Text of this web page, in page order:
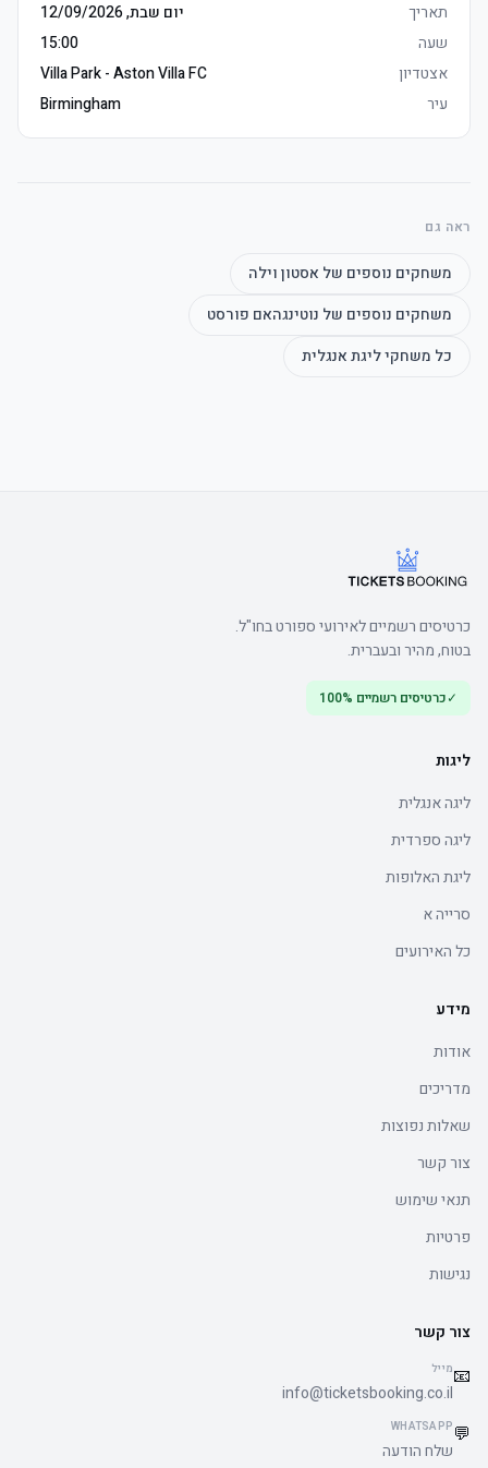
תאריך
יום שבת, 12/09/2026
שעה
15:00
אצטדיון
Villa Park - Aston Villa FC
עיר
Birmingham
ראה גם
משחקים נוספים של אסטון וילה
משחקים נוספים של נוטינגהאם פורסט
כל משחקיליגת אנגלית
כרטיסים רשמיים לאירועי ספורט בחו"ל.
בטוח, מהיר ובעברית.
✓כרטיסים רשמיים 100%
ליגות
ליגה אנגלית
ליגה ספרדית
ליגת האלופות
סרייה א
כל האירועים
מידע
אודות
מדריכים
שאלות נפוצות
צור קשר
תנאי שימוש
פרטיות
נגישות
צור קשר
📧מייל
info@ticketsbooking.co.il
💬
WHATSAPP
שלח הודעה